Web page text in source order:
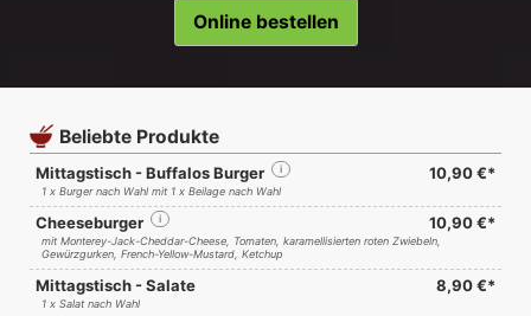
Online bestellen
Beliebte Produkte
Mittagstisch - Buffalos Burger i 10,90 €*
1 x Burger nach Wahl mit 1 x Beilage nach Wahl
Cheeseburger i 10,90 €*
mit Monterey-Jack-Cheddar-Cheese, Tomaten, karamellisierten roten Zwiebeln,
Gewürzgurken, French-Yellow-Mustard, Ketchup
Mittagstisch - Salate 8,90 €*
1 x Salat nach Wahl